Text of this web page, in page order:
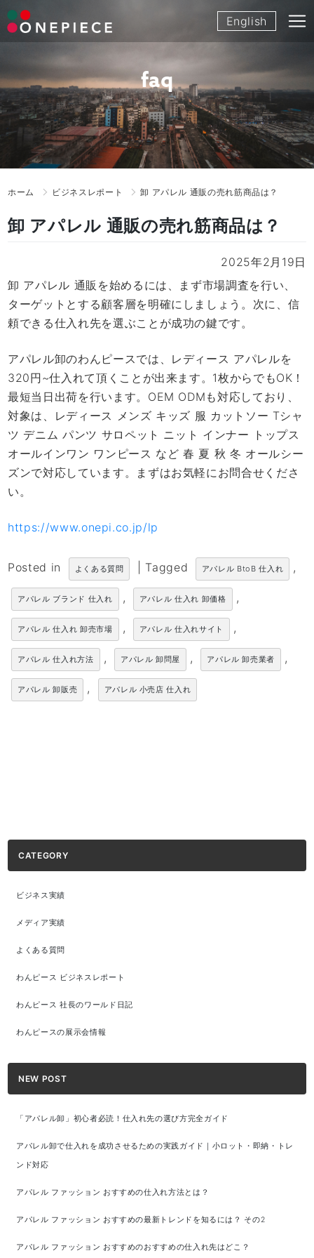
Skip
to
English
faq
ホーム ビジネスレポート 卸 アパレル 通販の売れ筋商品は？
卸 アパレル 通販の売れ筋商品は？
2025年2月19日
卸 アパレル 通販を始めるには、まず市場調査を行い、
ターゲットとする顧客層を明確にしましょう。次に、信
頼できる仕入れ先を選ぶことが成功の鍵です。
アパレル卸のわんピースでは、レディース アパレルを
320円~仕入れて頂くことが出来ます。1枚からでもOK！
最短当日出荷を行います。OEM ODMも対応しており、
対象は、レディース メンズ キッズ 服 カットソー Tシャ
ツ デニム パンツ サロペット ニット インナー トップス
オールインワン ワンピース など 春 夏 秋 冬 オールシー
ズンで対応しています。まずはお気軽にお問合せくださ
い。
https://www.onepi.co.jp/lp
Posted in よくある質問 Tagged アパレル BtoB 仕入れ ,
アパレル ブランド 仕入れ , アパレル 仕入れ 卸価格 ,
アパレル 仕入れ 卸売市場 , アパレル 仕入れサイト ,
アパレル 仕入れ方法 , アパレル 卸問屋 , アパレル 卸売業者 ,
アパレル 卸販売 , アパレル 小売店 仕入れ
CATEGORY
ビジネス実績
メディア実績
よくある質問
わんピース ビジネスレポート
わんピース 社長のワールド日記
わんピースの展示会情報
NEW POST
「アパレル卸」初心者必読！仕入れ先の選び方完全ガイド
アパレル卸で仕入れを成功させるための実践ガイド｜小ロット・即納・トレ
ンド対応
アパレル ファッション おすすめの仕入れ方法とは？
アパレル ファッション おすすめの最新トレンドを知るには？ その2
アパレル ファッション おすすめのおすすめの仕入れ先はどこ？